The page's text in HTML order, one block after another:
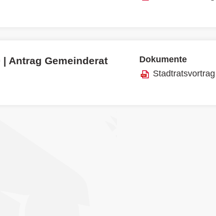
| Antrag Gemeinderat
Dokumente
Stadtratsvortrag